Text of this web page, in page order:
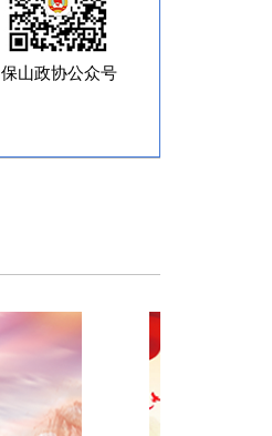
保山政协公众号